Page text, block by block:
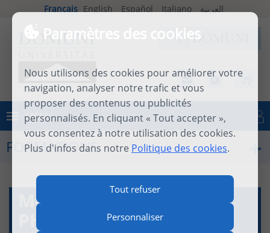
Paramètres des cookies
Nous utilisons des cookies pour améliorer votre
navigation, analyser notre trafic et vous
proposer des contenus ou publicités
personnalisés. En cliquant « Tout accepter »,
vous consentez à notre utilisation des cookies.
Plus d'infos dans notre Politique des cookies.
Tout refuser
Personnaliser
Français English Español Italiano العربية
MENU Se connecter
FORMATIONS
MICHEL HENRY,
PHILOSOPHE DE LA FOI